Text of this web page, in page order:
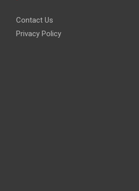
Contact Us
Privacy Policy